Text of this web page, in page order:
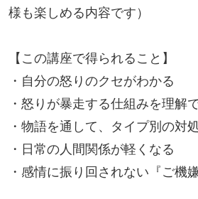
様も楽しめる内容です）
【この講座で得られること】
・自分の怒りのクセがわかる
・怒りが暴走する仕組みを理解
・物語を通して、タイプ別の対
・日常の人間関係が軽くなる
・感情に振り回されない『ご機